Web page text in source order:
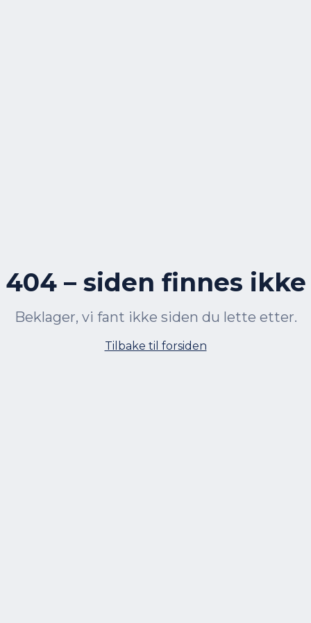
404 – siden finnes ikke
Beklager, vi fant ikke siden du lette etter.
Tilbake til forsiden